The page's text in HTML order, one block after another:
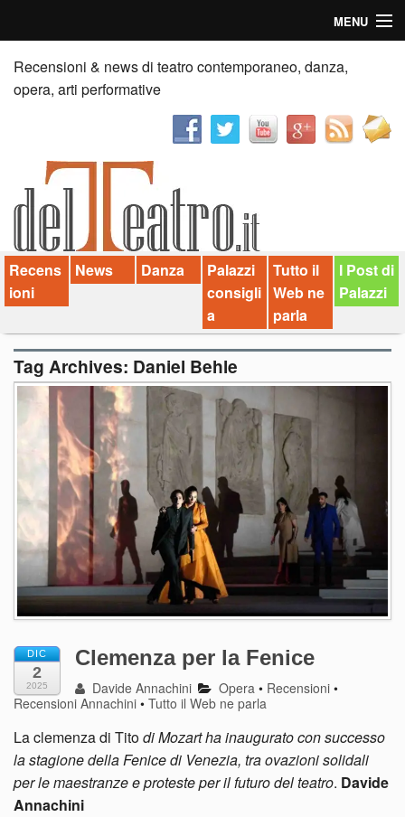
MENU
Home
Recensioni
News
Palazzi consiglia
Video
Chi siamo
Contatti
dT in English
Recensioni & news di teatro contemporaneo, danza,
opera, arti performative
Recens
ioni
News Danza
Palazzi
consigli
a
Tutto il
Web ne
parla
I Post di
Palazzi
Tag Archives: Daniel Behle
DIC
2
2025
Clemenza per la Fenice
Davide Annachini Opera • Recensioni •
Recensioni Annachini • Tutto il Web ne parla
La clemenza di Titodi Mozart ha inaugurato con successo
la stagione della Fenice di Venezia, tra ovazioni solidali
per le maestranze e proteste per il futuro del teatro. Davide
Annachini